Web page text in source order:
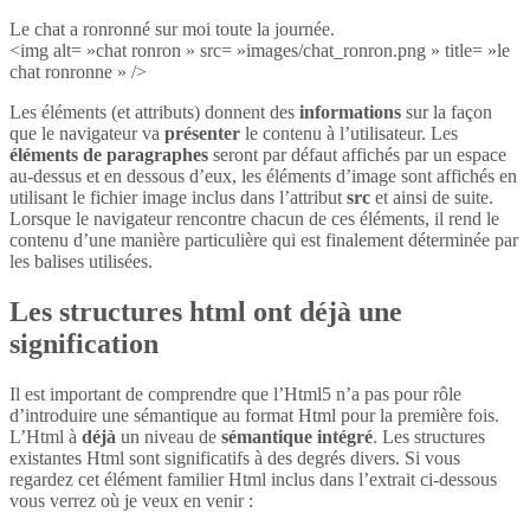
Le chat a ronronné sur moi toute la journée.
<img alt= »chat ronron » src= »images/chat_ronron.png » title= »le
chat ronronne » />
Les éléments (et attributs) donnent des informations sur la façon
que le navigateur va présenter le contenu à l’utilisateur. Les
éléments de paragraphes seront par défaut affichés par un espace
au-dessus et en dessous d’eux, les éléments d’image sont affichés en
utilisant le fichier image inclus dans l’attribut src et ainsi de suite.
Lorsque le navigateur rencontre chacun de ces éléments, il rend le
contenu d’une manière particulière qui est finalement déterminée par
les balises utilisées.
Les structures html ont déjà une
signification
Il est important de comprendre que l’Html5 n’a pas pour rôle
d’introduire une sémantique au format Html pour la première fois.
L’Html à déjà un niveau de sémantique intégré. Les structures
existantes Html sont significatifs à des degrés divers. Si vous
regardez cet élément familier Html inclus dans l’extrait ci-dessous
vous verrez où je veux en venir :